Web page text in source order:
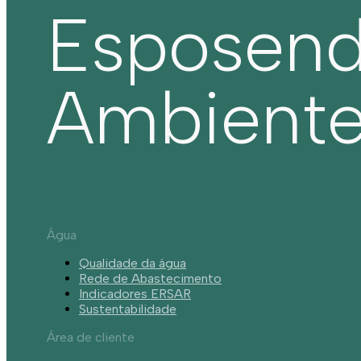
Água
Qualidade da água
Rede de Abastecimento
Indicadores ERSAR
Sustentabilidade
Área de cliente